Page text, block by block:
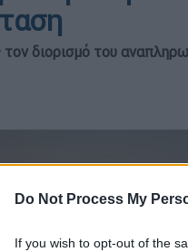
Do Not Process My
If you wish to opt-out of the
τον διορισμό του